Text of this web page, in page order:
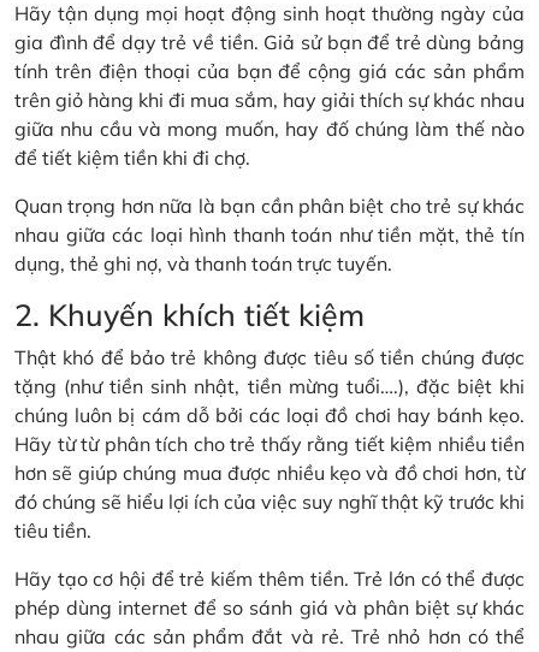
Hãy tận dụng mọi hoạt động sinh hoạt thường ngày của
gia đình để dạy trẻ về tiền. Giả sử bạn để trẻ dùng bảng
tính trên điện thoại của bạn để cộng giá các sản phẩm
trên giỏ hàng khi đi mua sắm, hay giải thích sự khác nhau
giữa nhu cầu và mong muốn, hay đố chúng làm thế nào
để tiết kiệm tiền khi đi chợ.
Quan trọng hơn nữa là bạn cần phân biệt cho trẻ sự khác
nhau giữa các loại hình thanh toán như tiền mặt, thẻ tín
dụng, thẻ ghi nợ, và thanh toán trực tuyến.
2. Khuyến khích tiết kiệm
Thật khó để bảo trẻ không được tiêu số tiền chúng được
tặng (như tiền sinh nhật, tiền mừng tuổi….), đặc biệt khi
chúng luôn bị cám dỗ bởi các loại đồ chơi hay bánh kẹo.
Hãy từ từ phân tích cho trẻ thấy rằng tiết kiệm nhiều tiền
hơn sẽ giúp chúng mua được nhiều kẹo và đồ chơi hơn, từ
đó chúng sẽ hiểu lợi ích của việc suy nghĩ thật kỹ trước khi
tiêu tiền.
Hãy tạo cơ hội để trẻ kiếm thêm tiền. Trẻ lớn có thể được
phép dùng internet để so sánh giá và phân biệt sự khác
nhau giữa các sản phẩm đắt và rẻ. Trẻ nhỏ hơn có thể